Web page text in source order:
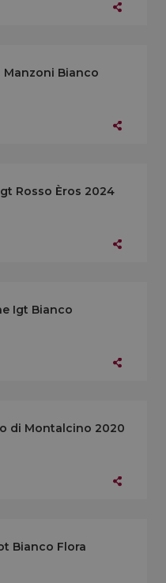
Manzoni Bianco
Rosso Èros 2024
Igt Bianco
di Montalcino 2020
Bianco Flora